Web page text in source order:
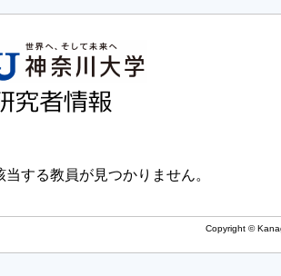
当する教員が見つかりません。
Copyright ©